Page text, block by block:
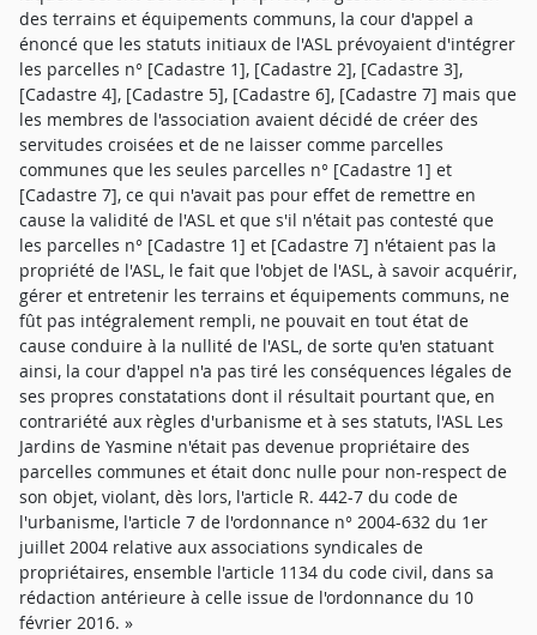
des terrains et équipements communs, la cour d'appel a
énoncé que les statuts initiaux de l'ASL prévoyaient d'intégrer
les parcelles n° [Cadastre 1], [Cadastre 2], [Cadastre 3],
[Cadastre 4], [Cadastre 5], [Cadastre 6], [Cadastre 7] mais que
les membres de l'association avaient décidé de créer des
servitudes croisées et de ne laisser comme parcelles
communes que les seules parcelles n° [Cadastre 1] et
[Cadastre 7], ce qui n'avait pas pour effet de remettre en
cause la validité de l'ASL et que s'il n'était pas contesté que
les parcelles n° [Cadastre 1] et [Cadastre 7] n'étaient pas la
propriété de l'ASL, le fait que l'objet de l'ASL, à savoir acquérir,
gérer et entretenir les terrains et équipements communs, ne
fût pas intégralement rempli, ne pouvait en tout état de
cause conduire à la nullité de l'ASL, de sorte qu'en statuant
ainsi, la cour d'appel n'a pas tiré les conséquences légales de
ses propres constatations dont il résultait pourtant que, en
contrariété aux règles d'urbanisme et à ses statuts, l'ASL Les
Jardins de Yasmine n'était pas devenue propriétaire des
parcelles communes et était donc nulle pour non-respect de
son objet, violant, dès lors, l'article R. 442-7 du code de
l'urbanisme, l'article 7 de l'ordonnance n° 2004-632 du 1er
juillet 2004 relative aux associations syndicales de
propriétaires, ensemble l'article 1134 du code civil, dans sa
rédaction antérieure à celle issue de l'ordonnance du 10
février 2016. »